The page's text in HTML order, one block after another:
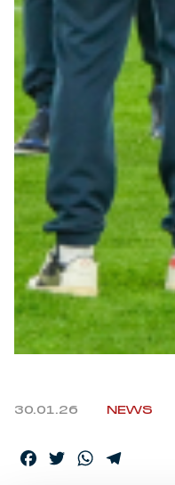
Summer Sale
Mare
Accessori
Party
Outlet
Helan x Genoa
Isolani x Genoa
Gift Card Online Store
30.01.26 NEWS
Facebook
TwitterWhatsApp